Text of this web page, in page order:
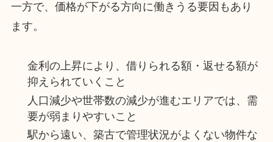
一方で、価格が下がる方向に働きうる要因もあり
ます。
金利の上昇により、借りられる額・返せる額が
抑えられていくこと
人口減少や世帯数の減少が進むエリアでは、需
要が弱まりやすいこと
駅から遠い、築古で管理状況がよくない物件な